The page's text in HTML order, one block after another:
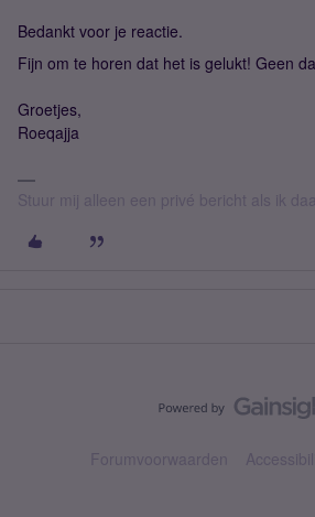
Bedankt voor je reactie.
Fijn om te horen dat het is gelukt! Geen
Groetjes,
Roeqajja
Stuur mij alleen een privé bericht als ik
Forumvoorwaarden